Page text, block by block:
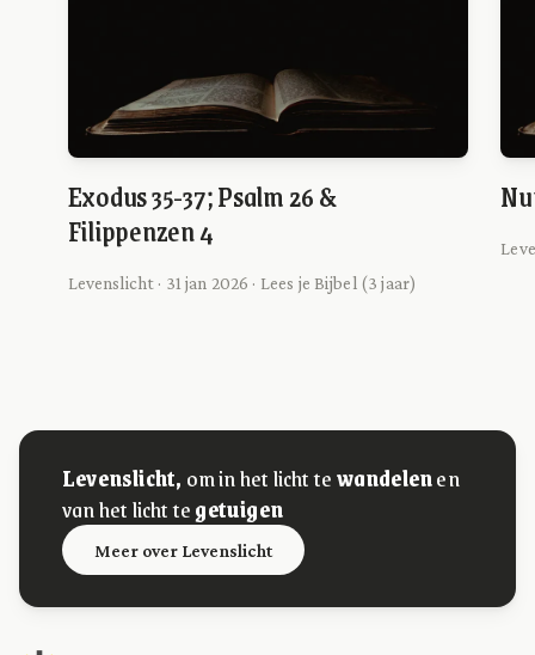
Exodus 35-37; Psalm 26 &
Filippenzen 4
Levenslicht · 31 jan 2026 · Lees je Bijbel (3 jaar)
Levenslicht, om in het licht tewandelenen
van het licht tegetuigen
Meer over Levenslicht